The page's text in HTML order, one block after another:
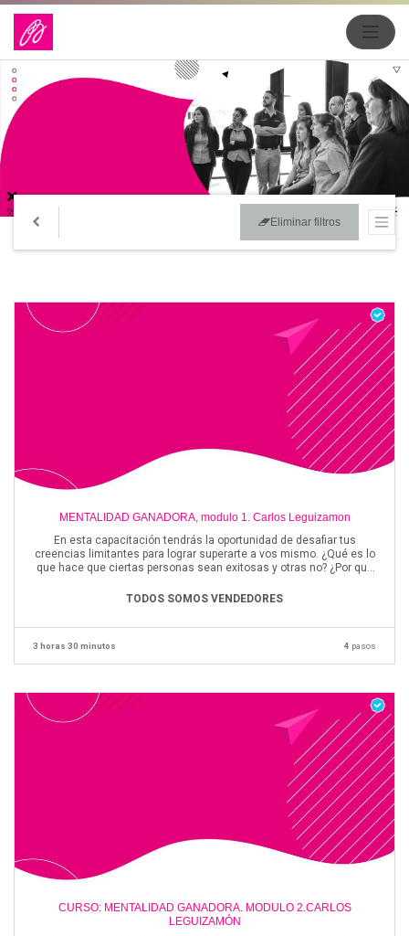
Eliminar filtros
MENTALIDAD GANADORA, modulo 1. Carlos Leguizamon
En esta capacitación tendrás la oportunidad de desafiar tus
creencias limitantes para lograr superarte a vos mismo. ¿Qué es lo
que hace que ciertas personas sean exitosas y otras no? ¿Por qué
personas que buscan el oro y otras se conforman con el bronce o
TODOS SOMOS VENDEDORES
3 horas 30 minutos 4 pasos
CURSO: MENTALIDAD GANADORA. MODULO 2.CARLOS
LEGUIZAMÓN